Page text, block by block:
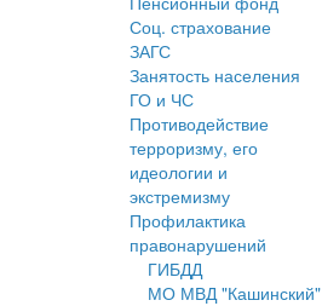
Соц. страхование
ЗАГС
Занятость населения
ГО и ЧС
Противодействие
терроризму, его
идеологии и
экстремизму
Профилактика
правонарушений
ГИБДД
МО МВД "Кашинский"